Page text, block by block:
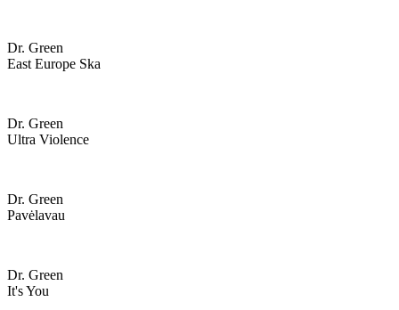
Dr. Green
East Europe Ska
Dr. Green
Ultra Violence
Dr. Green
Pavėlavau
Dr. Green
It's You